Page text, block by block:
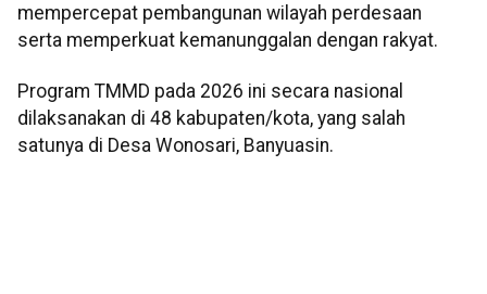
mempercepat pembangunan wilayah perdesaan
serta memperkuat kemanunggalan dengan rakyat.
Program TMMD pada 2026 ini secara nasional
dilaksanakan di 48 kabupaten/kota, yang salah
satunya di Desa Wonosari, Banyuasin.